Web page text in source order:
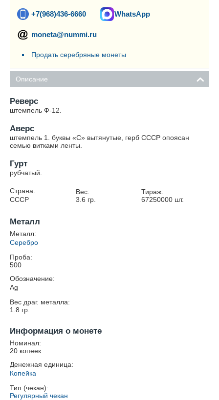
+7(968)436-6660 WhatsApp
moneta@nummi.ru
Продать серебряные монеты
Описание
Реверс
штемпель Ф-12.
Аверс
штемпель 1. буквы «С» вытянутые, герб СССР опоясан
семью витками ленты.
Гурт
рубчатый.
Страна:
СССР
Вес:
3.6 гр.
Тираж:
67250000 шт.
Металл
Металл:
Серебро
Проба:
500
Обозначение:
Ag
Вес драг. металла:
1.8 гр.
Информация о монете
Номинал:
20 копеек
Денежная единица:
Копейка
Тип (чекан):
Регулярный чекан